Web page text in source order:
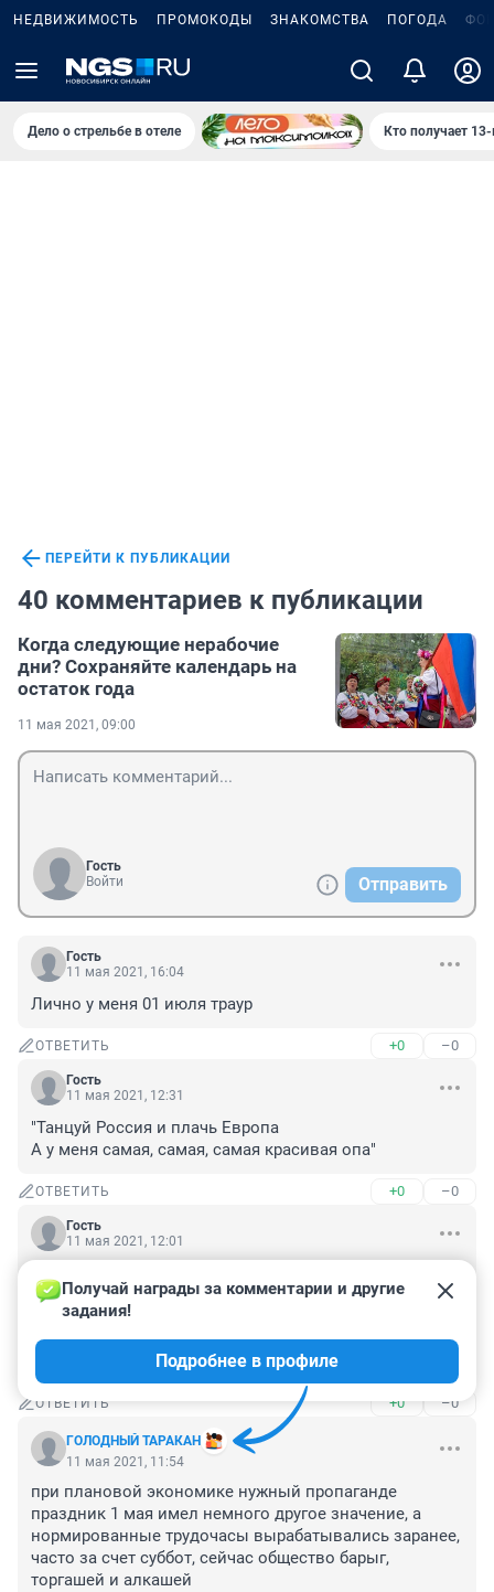
НЕДВИЖИМОСТЬ ПРОМОКОДЫ ЗНАКОМСТВА ПОГОДА
Дело о стрельбе в отеле Кто получает
ПЕРЕЙТИ К ПУБЛИКАЦИИ
40 комментариев к публикации
Когда следующие нерабочие
дни? Сохраняйте календарь на
остаток года
11 мая 2021, 09:00
Гость
Войти
Отправить
Гость
11 мая 2021, 16:04
Лично у меня 01 июля траур
ОТВЕТИТЬ +0 –0
Гость
11 мая 2021, 12:31
"Танцуй Россия и плачь Европа
А у меня самая, самая, самая красивая опа"
ОТВЕТИТЬ +0 –0
Гость
11 мая 2021, 12:01
все: и бюджетники и частники, а у нас на усмотрение
начальства. В итоге и частники, само собой, и
бюджетники и даже госслужащие работали. Указ что
ОТВЕТИТЬ +0 –0
ГОЛОДНЫЙ ТАРАКАН
Получай награды за комментарии и другие
задания!
Подробнее в профиле
11 мая 2021, 11:54
при плановой экономике нужный пропаганде
праздник 1 мая имел немного другое значение, а
нормированные трудочасы вырабатывались заранее,
часто за счет суббот, сейчас общество барыг,
торгашей и алкашей